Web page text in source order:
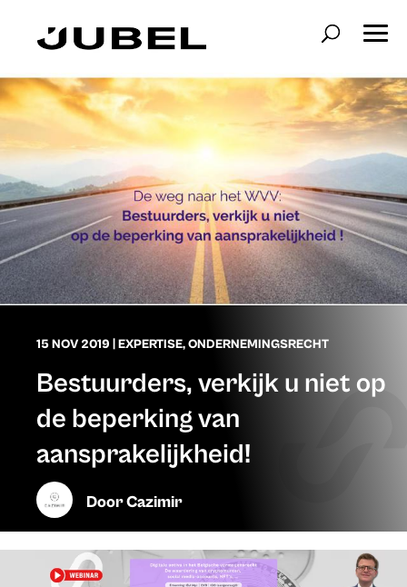
15 NOV 2019 EXPERTISE,ONDERNEMINGSRECHT
Bestuurders, verkijk u niet op
de beperking van
aansprakelijkheid!
DoorCazimir